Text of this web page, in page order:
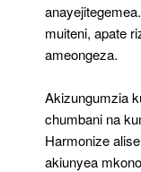
muiteni, apate
ameongeza.
Akizungumzia
chumbani na
Harmonize
akiunyea